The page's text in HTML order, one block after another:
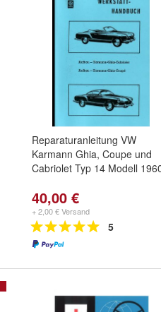
Reparaturanleitung VW
Karmann Ghia, Coupe und
Cabriolet Typ 14 Modell
40,00 €
+ 2,00 € Versand
5